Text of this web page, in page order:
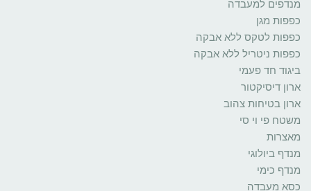
מנדפים למעבדה
כפפות מגן
כפפות לטקס ללא אבקה
כפפות ניטריל ללא אבקה
ביגוד חד פעמי
ארון דיסיקטור
ארון בטיחות צהוב
משטח פי וי סי
מאצרות
מנדף ביולוגי
מנדף כימי
כסא מעבדה